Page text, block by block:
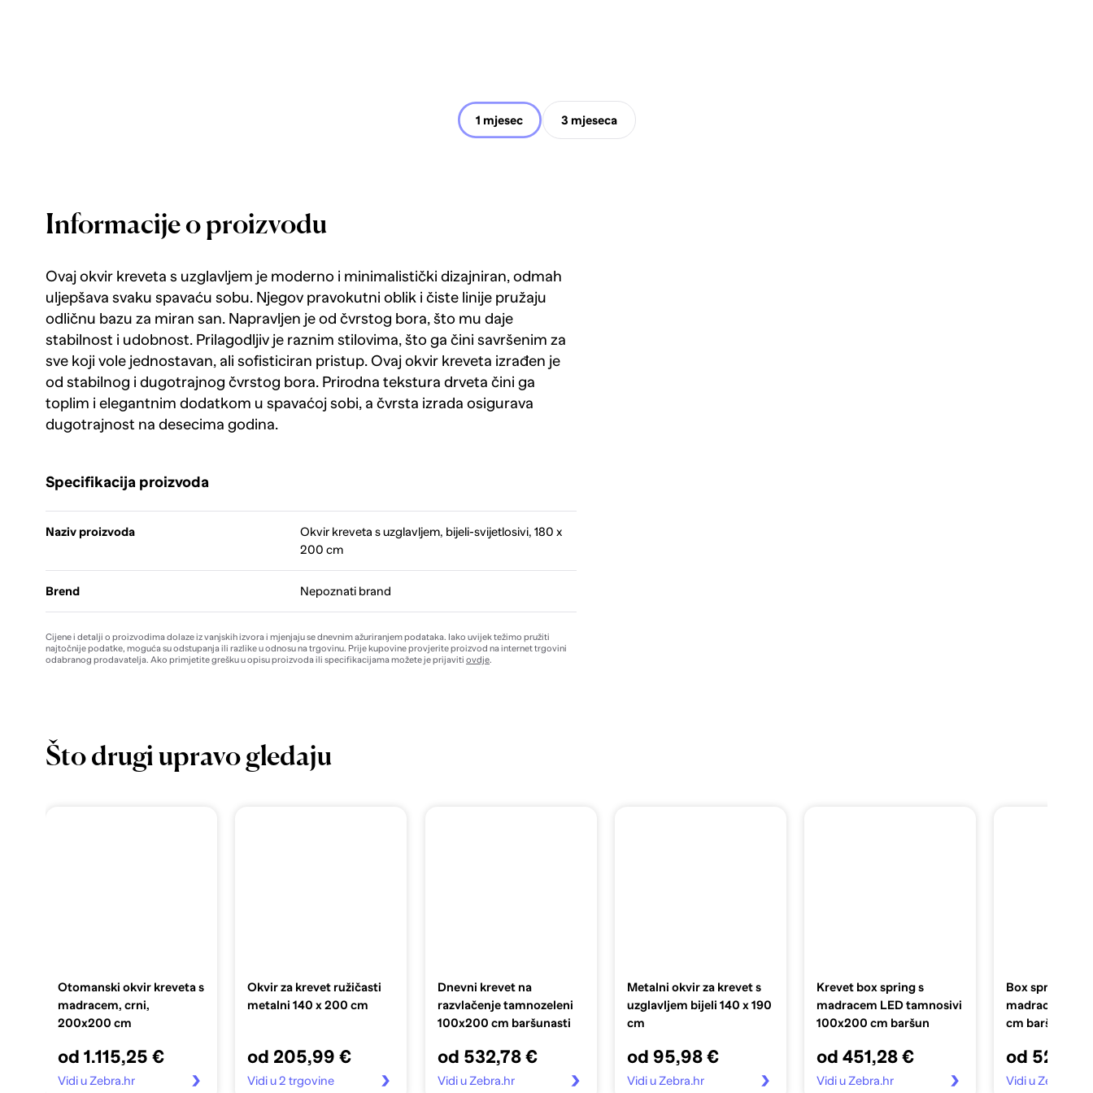
1 mjesec 3 mjeseca
Informacije o proizvodu
Ovaj okvir kreveta s uzglavljem je moderno i minimalistički dizajniran, odmah
uljepšava svaku spavaću sobu. Njegov pravokutni oblik i čiste linije pružaju
odličnu bazu za miran san. Napravljen je od čvrstog bora, što mu daje
stabilnost i udobnost. Prilagodljiv je raznim stilovima, što ga čini savršenim za
sve koji vole jednostavan, ali sofisticiran pristup. Ovaj okvir kreveta izrađen je
od stabilnog i dugotrajnog čvrstog bora. Prirodna tekstura drveta čini ga
toplim i elegantnim dodatkom u spavaćoj sobi, a čvrsta izrada osigurava
dugotrajnost na desecima godina.
Specifikacija proizvoda
Naziv proizvoda
Okvir kreveta s uzglavljem, bijeli-svijetlosivi, 180 x
200 cm
Brend Nepoznati brand
Cijene i detalji o proizvodima dolaze iz vanjskih izvora i mjenjaju se dnevnim ažuriranjem podataka. Iako uvijek težimo pružiti
najtočnije podatke, moguća su odstupanja ili razlike u odnosu na trgovinu. Prije kupovine provjerite proizvod na internet trgovini
odabranog prodavatelja. Ako primjetite grešku u opisu proizvoda ili specifikacijama možete je prijaviti ovdje.
Što drugi upravo gledaju
Otomanski okvir kreveta s
madracem, crni,
200x200 cm
od 1.115,25 €
Vidi u Zebra.hr
Okvir za krevet ružičasti
metalni 140 x 200 cm
od 205,99 €
Vidi u 2 trgovine
Dnevni krevet na
razvlačenje tamnozeleni
100x200 cm baršunasti
od 532,78 €
Vidi u Zebra.hr
Metalni okvir za krevet s
uzglavljem bijeli 140 x 190
cm
od 95,98 €
Vidi u Zebra.hr
Krevet box spring s
madracem LED tamnosivi
100x200 cm baršun
od 451,28 €
Vidi u Zebra.hr
Box spring
madracem
cm baršunasti
od
Vidi u Zebra.hr